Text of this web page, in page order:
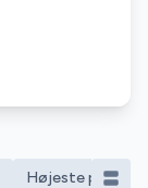
Højeste pris